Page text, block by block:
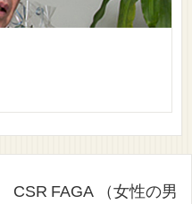
CSR FAGA （女性の男